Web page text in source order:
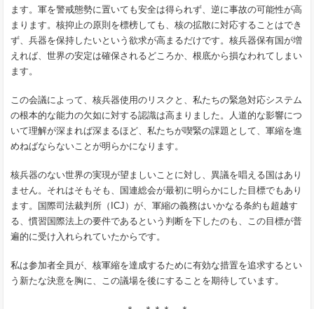
ます。軍を警戒態勢に置いても安全は得られず、逆に事故の可能性が高
まります。核抑止の原則を標榜しても、核の拡散に対応することはでき
ず、兵器を保持したいという欲求が高まるだけです。核兵器保有国が増
えれば、世界の安定は確保されるどころか、根底から損なわれてしまい
ます。
この会議によって、核兵器使用のリスクと、私たちの緊急対応システム
の根本的な能力の欠如に対する認識は高まりました。人道的な影響につ
いて理解が深まれば深まるほど、私たちが喫緊の課題として、軍縮を進
めねばならないことが明らかになります。
核兵器のない世界の実現が望ましいことに対し、異議を唱える国はあり
ません。それはそもそも、国連総会が最初に明らかにした目標でもあり
ます。国際司法裁判所（ICJ）が、軍縮の義務はいかなる条約も超越す
る、慣習国際法上の要件であるという判断を下したのも、この目標が普
遍的に受け入れられていたからです。
私は参加者全員が、核軍縮を達成するために有効な措置を追求するとい
う新たな決意を胸に、この議場を後にすることを期待しています。